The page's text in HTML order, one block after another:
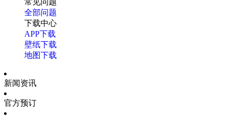
全部问题
下载中心
APP下载
壁纸下载
地图下载
新闻资讯
官方预订